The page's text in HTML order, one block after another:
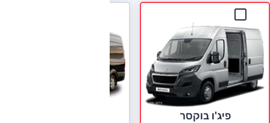
פיג'ו בוקסר